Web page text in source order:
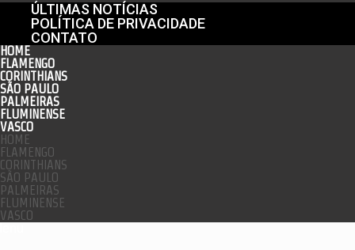
ÚLTIMAS NOTÍCIAS
POLÍTICA DE PRIVACIDADE
CONTATO
HOME
FLAMENGO
CORINTHIANS
SÃO PAULO
PALMEIRAS
FLUMINENSE
VASCO
HOME
FLAMENGO
CORINTHIANS
SÃO PAULO
PALMEIRAS
FLUMINENSE
VASCO